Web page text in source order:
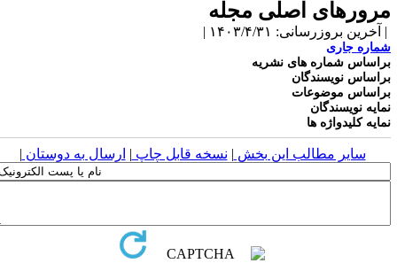
اصلی مجله
بروزرسانی: ۱۴۰۳/۴/۳۱ |
جاری
شماره های نشریه
نویسندگان
موضوعات
نویسندگان
کلیدواژه ها
سایر مطالب این بخش | نسخه قابل چاپ| ارسال به دوستان|